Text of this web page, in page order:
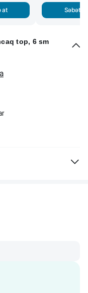
at Səbətə
top, 6 sm